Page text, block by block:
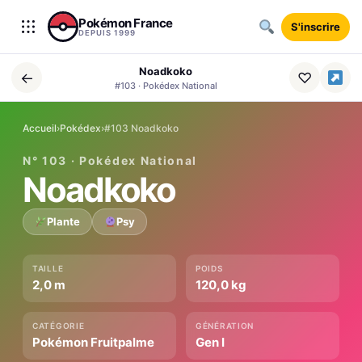
Aller au contenu
Pokémon France
DEPUIS 1999 S'inscrire
← Noadkoko
#103 · Pokédex National ♡
Accueil›Pokédex›#103 Noadkoko
N° 103 · Pokédex National
Noadkoko
Plante Psy
TAILLE
2,0 m
POIDS
120,0 kg
CATÉGORIE
Pokémon Fruitpalme
GÉNÉRATION
Gen I